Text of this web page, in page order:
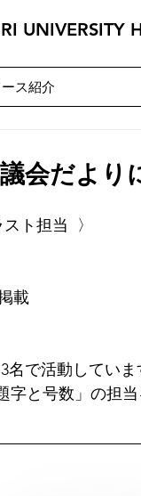
UNIVERSITY
ス紹介
会だより
ト担当  〉
）
載
で活動していま
字と号数」の担当